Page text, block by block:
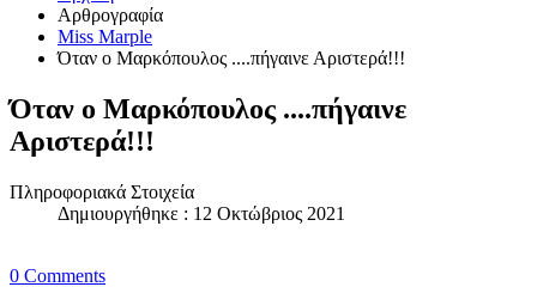
Αρθρογραφία
Miss Marple
Όταν ο Μαρκόπουλος ....πήγαινε Αριστερά!!!
Όταν ο Μαρκόπουλος ....πήγαινε
Αριστερά!!!
Πληροφοριακά Στοιχεία
Δημιουργήθηκε : 12 Οκτώβριος 2021
0 Comments